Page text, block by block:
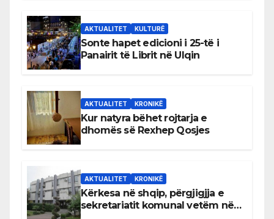
AKTUALITET KULTURË
Sonte hapet edicioni i 25-të i
Panairit të Librit në Ulqin
AKTUALITET KRONIKË
Kur natyra bëhet rojtarja e
dhomës së Rexhep Qosjes
AKTUALITET KRONIKË
Kërkesa në shqip, përgjigjja e
sekretariatit komunal vetëm në